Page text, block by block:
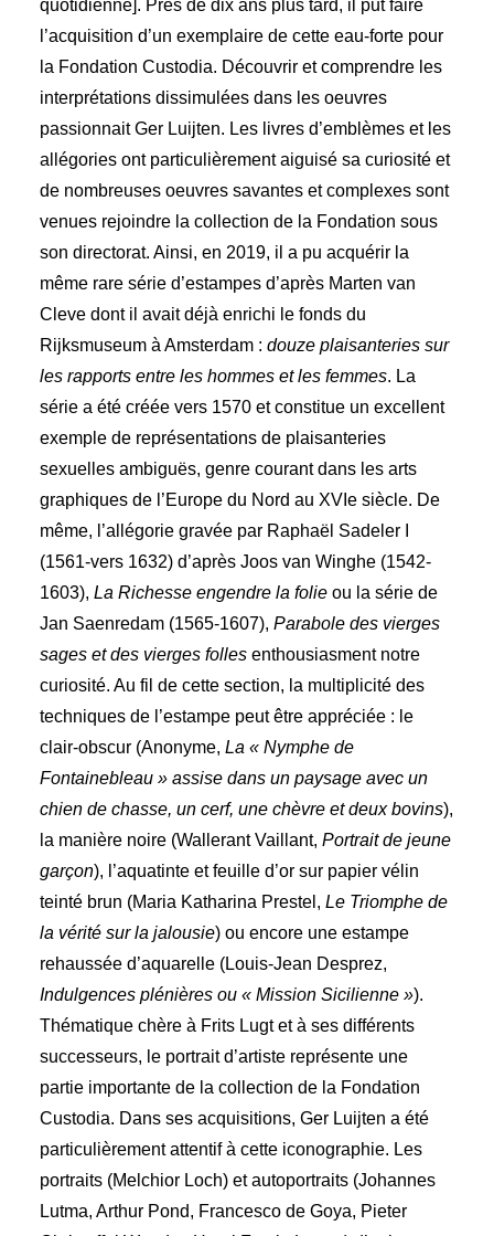
quotidienne]. Près de dix ans plus tard, il put faire
l’acquisition d’un exemplaire de cette eau-forte pour
la Fondation Custodia. Découvrir et comprendre les
interprétations dissimulées dans les oeuvres
passionnait Ger Luijten. Les livres d’emblèmes et les
allégories ont particulièrement aiguisé sa curiosité et
de nombreuses oeuvres savantes et complexes sont
venues rejoindre la collection de la Fondation sous
son directorat. Ainsi, en 2019, il a pu acquérir la
même rare série d’estampes d’après Marten van
Cleve dont il avait déjà enrichi le fonds du
Rijksmuseum à Amsterdam : douze plaisanteries sur
les rapports entre les hommes et les femmes. La
série a été créée vers 1570 et constitue un excellent
exemple de représentations de plaisanteries
sexuelles ambiguës, genre courant dans les arts
graphiques de l’Europe du Nord au XVIe siècle. De
même, l’allégorie gravée par Raphaël Sadeler I
(1561-vers 1632) d’après Joos van Winghe (1542-
1603), La Richesse engendre la folie ou la série de
Jan Saenredam (1565-1607), Parabole des vierges
sages et des vierges folles enthousiasment notre
curiosité. Au fil de cette section, la multiplicité des
techniques de l’estampe peut être appréciée : le
clair-obscur (Anonyme, La « Nymphe de
Fontainebleau » assise dans un paysage avec un
chien de chasse, un cerf, une chèvre et deux bovins),
la manière noire (Wallerant Vaillant, Portrait de jeune
garçon), l’aquatinte et feuille d’or sur papier vélin
teinté brun (Maria Katharina Prestel, Le Triomphe de
la vérité sur la jalousie) ou encore une estampe
rehaussée d’aquarelle (Louis-Jean Desprez,
Indulgences plénières ou « Mission Sicilienne »).
Thématique chère à Frits Lugt et à ses différents
successeurs, le portrait d’artiste représente une
partie importante de la collection de la Fondation
Custodia. Dans ses acquisitions, Ger Luijten a été
particulièrement attentif à cette iconographie. Les
portraits (Melchior Loch) et autoportraits (Johannes
Lutma, Arthur Pond, Francesco de Goya, Pieter